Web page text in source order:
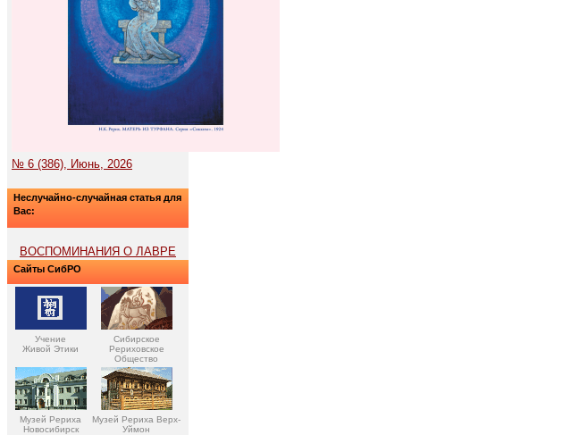
№ 6 (386), Июнь, 2026
Неслучайно-случайная статья для
Вас:
ВОСПОМИНАНИЯ О ЛАВРЕ
Сайты СибРО
Учение
Живой Этики
Сибирское
Рериховское
Общество
Музей Рериха
Новосибирск
Музей Рериха Верх-
Уймон